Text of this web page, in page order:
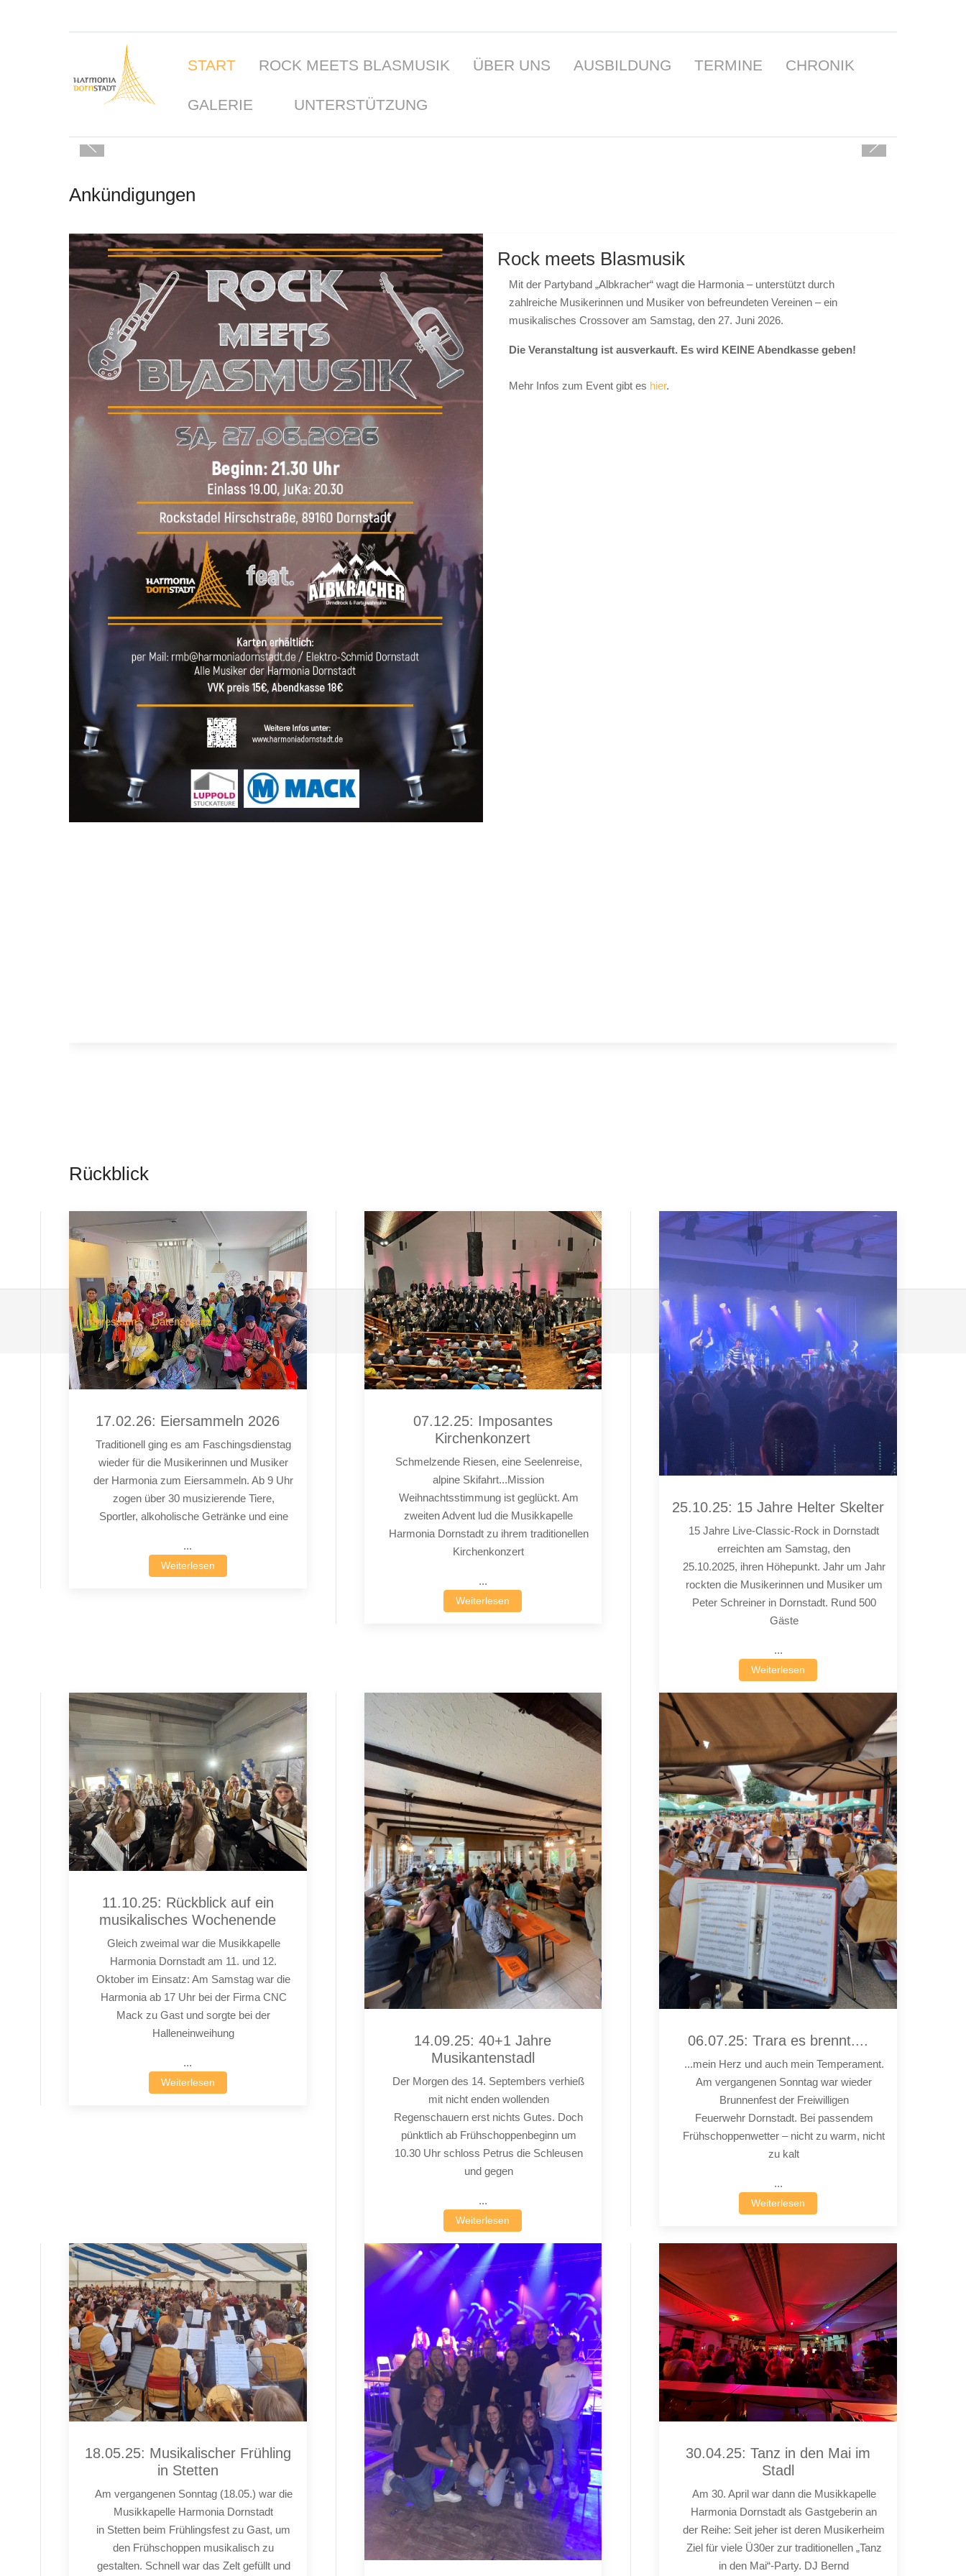
START ROCK MEETS BLASMUSIK ÜBER UNS AUSBILDUNG TERMINE CHRONIK
GALERIE UNTERSTÜTZUNG
Ankündigungen
Rock meets Blasmusik
Mit der Partyband „Albkracher“ wagt die Harmonia – unterstützt durch
zahlreiche Musikerinnen und Musiker von befreundeten Vereinen – ein
musikalisches Crossover am Samstag, den 27. Juni 2026.
Die Veranstaltung ist ausverkauft. Es wird KEINE Abendkasse geben!
Mehr Infos zum Event gibt es hier.
Rückblick
17.02.26: Eiersammeln 2026
Traditionell ging es am Faschingsdienstag
wieder für die Musikerinnen und Musiker
der Harmonia zum Eiersammeln. Ab 9 Uhr
zogen über 30 musizierende Tiere,
Sportler, alkoholische Getränke und eine
...
Weiterlesen
07.12.25: Imposantes
Kirchenkonzert
Schmelzende Riesen, eine Seelenreise,
alpine Skifahrt...Mission
Weihnachtsstimmung ist geglückt. Am
zweiten Advent lud die Musikkapelle
Harmonia Dornstadt zu ihrem traditionellen
Kirchenkonzert
...
Weiterlesen
25.10.25: 15 Jahre Helter Skelter
15 Jahre Live-Classic-Rock in Dornstadt
erreichten am Samstag, den
25.10.2025, ihren Höhepunkt. Jahr um Jahr
rockten die Musikerinnen und Musiker um
Peter Schreiner in Dornstadt. Rund 500
Gäste
...
Weiterlesen
11.10.25: Rückblick auf ein
musikalisches Wochenende
Gleich zweimal war die Musikkapelle
Harmonia Dornstadt am 11. und 12.
Oktober im Einsatz: Am Samstag war die
Harmonia ab 17 Uhr bei der Firma CNC
Mack zu Gast und sorgte bei der
Halleneinweihung
...
Weiterlesen
14.09.25: 40+1 Jahre
Musikantenstadl
Der Morgen des 14. Septembers verhieß
mit nicht enden wollenden
Regenschauern erst nichts Gutes. Doch
pünktlich ab Frühschoppenbeginn um
10.30 Uhr schloss Petrus die Schleusen
und gegen
...
Weiterlesen
06.07.25: Trara es brennt....
...mein Herz und auch mein Temperament.
Am vergangenen Sonntag war wieder
Brunnenfest der Freiwilligen
Feuerwehr Dornstadt. Bei passendem
Frühschoppenwetter – nicht zu warm, nicht
zu kalt
...
Weiterlesen
18.05.25: Musikalischer Frühling
in Stetten
Am vergangenen Sonntag (18.05.) war die
Musikkapelle Harmonia Dornstadt
in Stetten beim Frühlingsfest zu Gast, um
den Frühschoppen musikalisch zu
gestalten. Schnell war das Zelt gefüllt und
30.04.25: Tanz in den Mai im
Stadl
Am 30. April war dann die Musikkapelle
Harmonia Dornstadt als Gastgeberin an
der Reihe: Seit jeher ist deren Musikerheim
Ziel für viele Ü30er zur traditionellen „Tanz
in den Mai“-Party. DJ Bernd
Load More
Impressum Datenschutz © Harmonia Dornstadt e.V. 2026